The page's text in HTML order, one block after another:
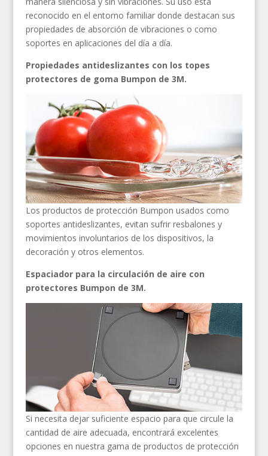
reconocido en el entorno familiar donde destacan sus
propiedades de absorción de vibraciones o como
soportes en aplicaciones del día a día.
Propiedades antideslizantes con los topes
protectores de goma Bumpon de 3M.
Los productos de protección Bumpon usados como
soportes antideslizantes, evitan sufrir resbalones y
movimientos involuntarios de los dispositivos, la
decoración y otros elementos.
Espaciador para la circulación de aire con
protectores Bumpon de 3M.
Si necesita dejar suficiente espacio para que circule la
cantidad de aire adecuada, encontrará excelentes
opciones en nuestra gama de productos de protección